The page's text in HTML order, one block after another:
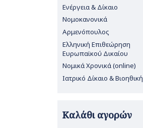
Ενέργεια & Δίκαιο
Νομοκανονικά
Αρμενόπουλος
Ελληνική Επιθεώρηση
Ευρωπαϊκού Δικαίου
Νομικά Χρονικά (online)
Ιατρικό Δίκαιο & Βιοηθική
Καλάθι αγορών